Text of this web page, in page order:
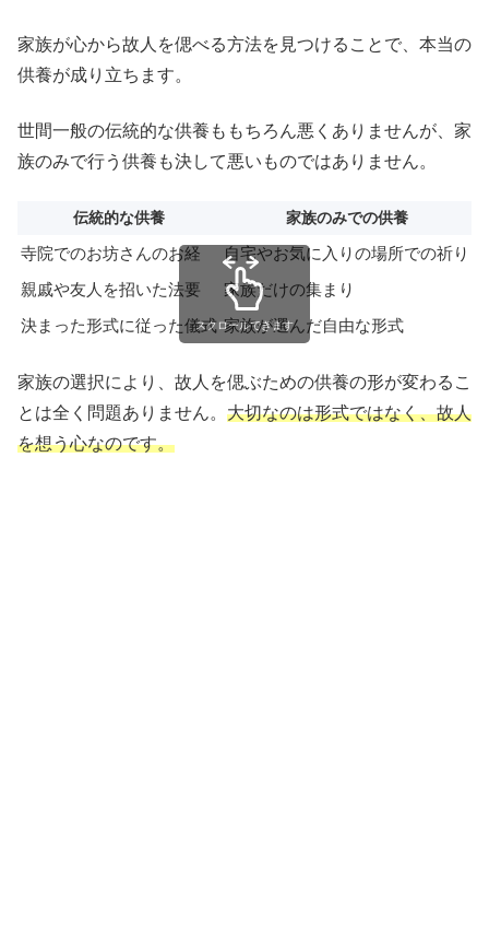
家族が心から故人を偲べる方法を見つけることで、本当の
供養が成り立ちます。
世間一般の伝統的な供養ももちろん悪くありませんが、家
族のみで行う供養も決して悪いものではありません。
伝統的な供養 家族のみでの供養
寺院でのお坊さんのお経
自宅やお気に入りの場所での祈り
親戚や友人を招いた法要
家族だけの集まり
決まった形式に従った儀式 家族が選んだ自由な形式
スクロールできます
家族の選択により、故人を偲ぶための供養の形が変わるこ
とは全く問題ありません。 大切なのは形式ではなく、故人
を想う心なのです。